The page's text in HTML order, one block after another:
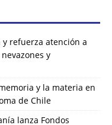
refuerza atención a
y
y la materia en
de Chile
lanza Fondos